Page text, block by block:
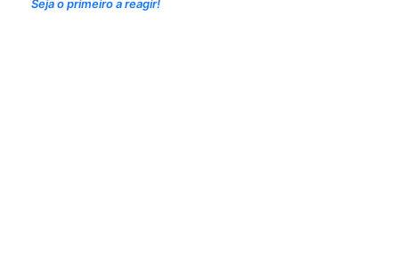
Seja o primeiro a reagir!